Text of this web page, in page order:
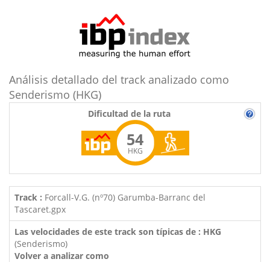
Análisis detallado del track analizado como
Senderismo (HKG)
Dificultad de la ruta
54
HKG
Track : Forcall-V.G. (nº70) Garumba-Barranc del
Tascaret.gpx
Las velocidades de este track son típicas de : HKG
(Senderismo)
Volver a analizar como